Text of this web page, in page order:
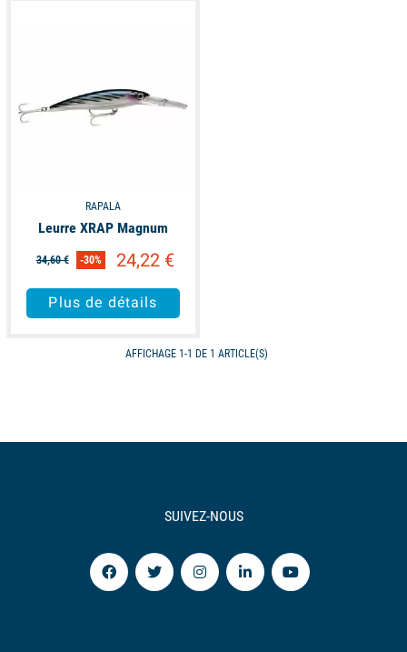
RAPALA
Leurre XRAP Magnum
34,60 € -30% 24,22 €
Plus de détails
AFFICHAGE 1-1 DE 1 ARTICLE(S)
SUIVEZ-NOUS